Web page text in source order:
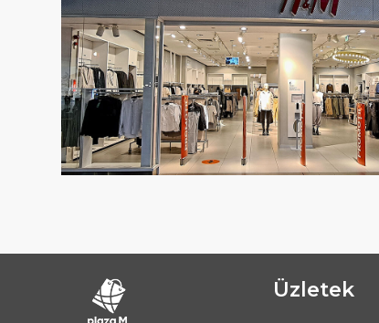
Üzletek